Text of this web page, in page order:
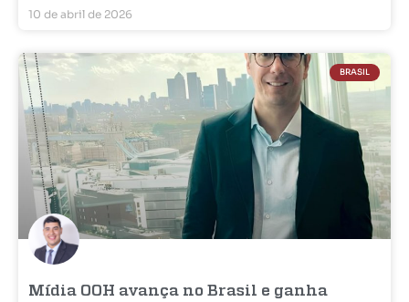
10 de abril de 2026
BRASIL
Mídia OOH avança no Brasil e ganha